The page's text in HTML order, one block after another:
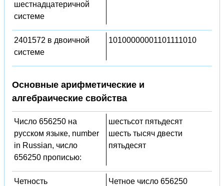
шестнадцатеричной
системе
2401572 в двоичной
системе
10100000001101111010
Основные арифметические и
алгебраические свойства
Число 656250 на
русском языке, number
in Russian, число
656250 прописью:
шестьсот пятьдесят
шесть тысяч двести
пятьдесят
Четность Четное число 656250